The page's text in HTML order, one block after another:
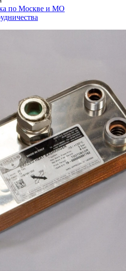
по Москве и МО